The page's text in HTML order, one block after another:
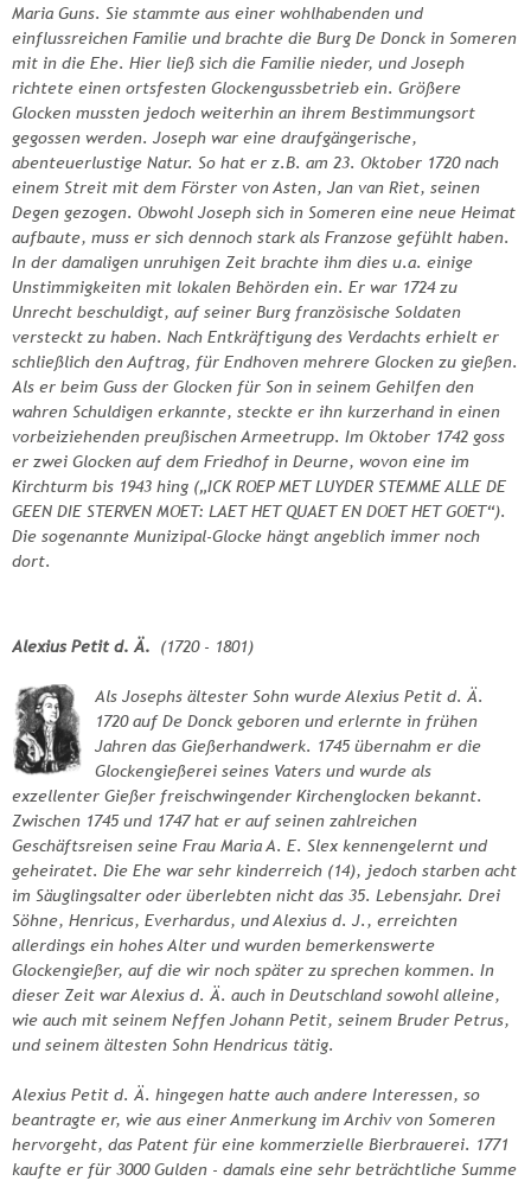
Maria Guns. Sie stammte aus einer wohlhabenden und
einflussreichen Familie und brachte die Burg De Donck in Someren
mit in die Ehe. Hier ließ sich die Familie nieder, und Joseph
richtete einen ortsfesten Glockengussbetrieb ein. Größere
Glocken mussten jedoch weiterhin an ihrem Bestimmungsort
gegossen werden. Joseph war eine draufgängerische,
abenteuerlustige Natur. So hat er z.B. am 23. Oktober 1720 nach
einem Streit mit dem Förster von Asten, Jan van Riet, seinen
Degen gezogen. Obwohl Joseph sich in Someren eine neue Heimat
aufbaute, muss er sich dennoch stark als Franzose gefühlt haben.
In der damaligen unruhigen Zeit brachte ihm dies u.a. einige
Unstimmigkeiten mit lokalen Behörden ein. Er war 1724 zu
Unrecht beschuldigt, auf seiner Burg französische Soldaten
versteckt zu haben. Nach Entkräftigung des Verdachts erhielt er
schließlich den Auftrag, für Endhoven mehrere Glocken zu gießen.
Als er beim Guss der Glocken für Son in seinem Gehilfen den
wahren Schuldigen erkannte, steckte er ihn kurzerhand in einen
vorbeiziehenden preußischen Armeetrupp. Im Oktober 1742 goss
er zwei Glocken auf dem Friedhof in Deurne, wovon eine im
Kirchturm bis 1943 hing („ICK ROEP MET LUYDER STEMME ALLE DE
GEEN DIE STERVEN MOET: LAET HET QUAET EN DOET HET GOET“).
Die sogenannte Munizipal-Glocke hängt angeblich immer noch
dort.
Alexius Petit d. Ä. (1720 - 1801)
Als Josephs ältester Sohn wurde Alexius Petit d. Ä.
1720 auf De Donck geboren und erlernte in frühen
Jahren das Gießerhandwerk. 1745 übernahm er die
Glockengießerei seines Vaters und wurde als
exzellenter Gießer freischwingender Kirchenglocken bekannt.
Zwischen 1745 und 1747 hat er auf seinen zahlreichen
Geschäftsreisen seine Frau Maria A. E. Slex kennengelernt und
geheiratet. Die Ehe war sehr kinderreich (14), jedoch starben acht
im Säuglingsalter oder überlebten nicht das 35. Lebensjahr. Drei
Söhne, Henricus, Everhardus, und Alexius d. J., erreichten
allerdings ein hohes Alter und wurden bemerkenswerte
Glockengießer, auf die wir noch später zu sprechen kommen. In
dieser Zeit war Alexius d. Ä. auch in Deutschland sowohl alleine,
wie auch mit seinem Neffen Johann Petit, seinem Bruder Petrus,
und seinem ältesten Sohn Hendricus tätig.
Alexius Petit d. Ä. hingegen hatte auch andere Interessen, so
beantragte er, wie aus einer Anmerkung im Archiv von Someren
hervorgeht, das Patent für eine kommerzielle Bierbrauerei. 1771
kaufte er für 3000 Gulden - damals eine sehr beträchtliche Summe